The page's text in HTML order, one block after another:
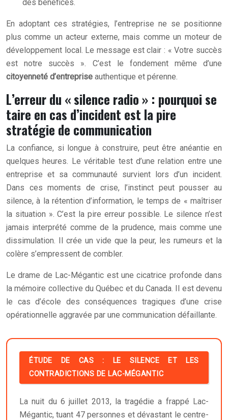
des bénéfices.
En adoptant ces stratégies, l’entreprise ne se positionne
plus comme un acteur externe, mais comme un moteur de
développement local. Le message est clair : « Votre succès
est notre succès ». C’est le fondement même d’une
citoyenneté d’entreprise authentique et pérenne.
L’erreur du « silence radio » : pourquoi se
taire en cas d’incident est la pire
stratégie de communication
La confiance, si longue à construire, peut être anéantie en
quelques heures. Le véritable test d’une relation entre une
entreprise et sa communauté survient lors d’un incident.
Dans ces moments de crise, l’instinct peut pousser au
silence, à la rétention d’information, le temps de « maîtriser
la situation ». C’est la pire erreur possible. Le silence n’est
jamais interprété comme de la prudence, mais comme une
dissimulation. Il crée un vide que la peur, les rumeurs et la
colère s’empressent de combler.
Le drame de Lac-Mégantic est une cicatrice profonde dans
la mémoire collective du Québec et du Canada. Il est devenu
le cas d’école des conséquences tragiques d’une crise
opérationnelle aggravée par une communication défaillante.
ÉTUDE DE CAS : LE SILENCE ET LES
CONTRADICTIONS DE LAC-MÉGANTIC
La nuit du 6 juillet 2013, la tragédie a frappé Lac-
Mégantic, tuant 47 personnes et dévastant le centre-